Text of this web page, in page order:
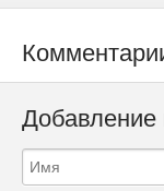
Добавление